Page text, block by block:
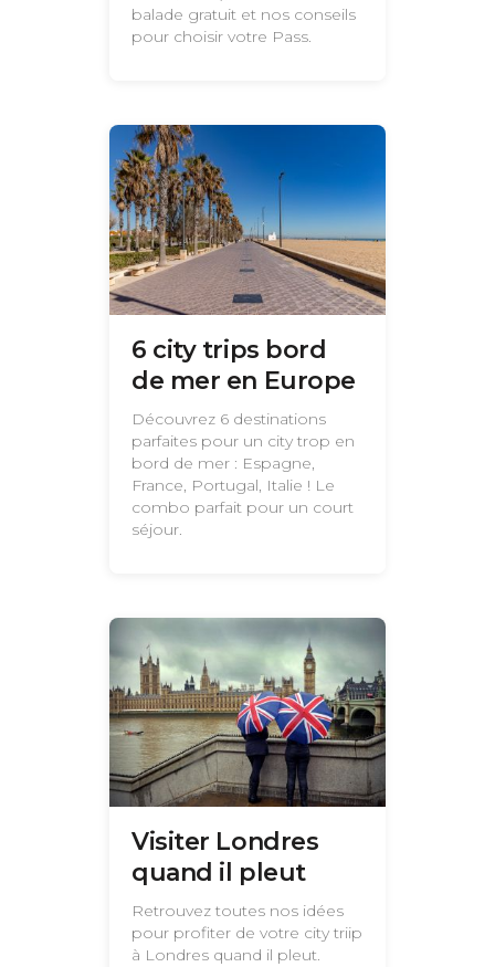
balade gratuit et nos conseils
pour choisir votre Pass.
6 city trips bord
de mer en Europe
Découvrez 6 destinations
parfaites pour un city trop en
bord de mer : Espagne,
France, Portugal, Italie ! Le
combo parfait pour un court
séjour.
Visiter Londres
quand il pleut
Retrouvez toutes nos idées
pour profiter de votre city triip
à Londres quand il pleut.